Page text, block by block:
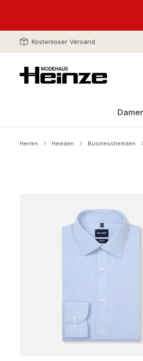
Kostenloser Versand
Herren Hemden Businesshemden